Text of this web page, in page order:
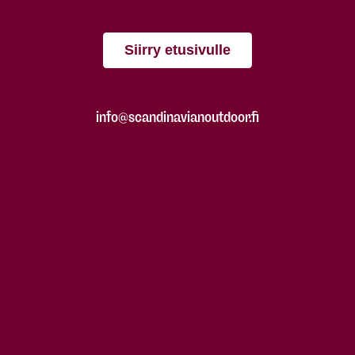
Siirry etusivulle
info@scandinavianoutdoor.fi